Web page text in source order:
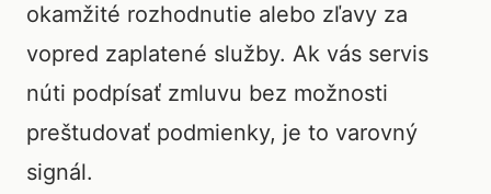
okamžité rozhodnutie alebo zľavy za
vopred zaplatené služby. Ak vás servis
núti podpísať zmluvu bez možnosti
preštudovať podmienky, je to varovný
signál.